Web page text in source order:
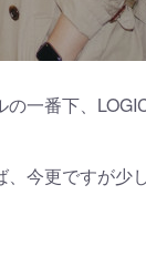
一番下、
今更ですが少